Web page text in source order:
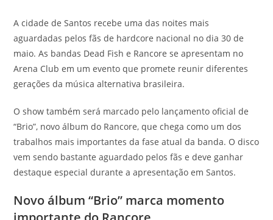
A cidade de Santos recebe uma das noites mais
aguardadas pelos fãs de hardcore nacional no dia 30 de
maio. As bandas Dead Fish e Rancore se apresentam no
Arena Club em um evento que promete reunir diferentes
gerações da música alternativa brasileira.
O show também será marcado pelo lançamento oficial de
“Brio”, novo álbum do Rancore, que chega como um dos
trabalhos mais importantes da fase atual da banda. O disco
vem sendo bastante aguardado pelos fãs e deve ganhar
destaque especial durante a apresentação em Santos.
Novo álbum “Brio” marca momento